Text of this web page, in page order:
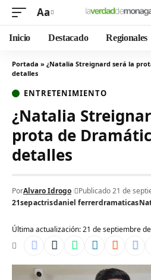
Aa
Inicio Destacado Regionales
Portada » ¿Natalia Streignard será la
detalles
ENTRETENIMIENTO
¿Natalia
prota de
detalles
Última actualización: 21 de septiembre
PorAlvaro Idrogo
Publicado 21 de
21sepactrisdaniel ferrerdramaticas